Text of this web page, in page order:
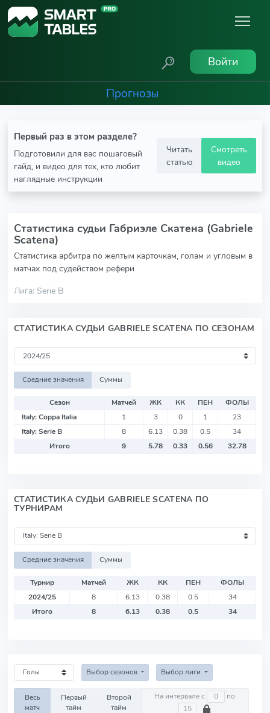
Войти
Прогнозы
Первый раз в этом разделе?
Подготовили для вас пошаговый
гайд, и видео для тех, кто любит
наглядные инструкции
Читать
статью
Смотреть
видео
Статистика судьи Габриэле Скатена (Gabriele
Scatena)
Статистика арбитра по желтым карточкам, голам и угловым в
матчах под судейством рефери
Лига: Serie B
СТАТИСТИКА СУДЬИ GABRIELE SCATENA ПО СЕЗОНАМ
Средние значения Суммы
Сезон Матчей ЖК КК ПЕН
ФОЛЫ
Italy: Coppa Italia
1 3 0 1
23
Italy: Serie B
8 6.13 0.38 0.5
34
Итого
9 5.78 0.33 0.56 32.78
СТАТИСТИКА СУДЬИ GABRIELE SCATENA ПО
ТУРНИРАМ
Средние значения Суммы
Турнир Матчей ЖК КК ПЕН
ФОЛЫ
2024/25
8 6.13 0.38 0.5
34
Итого
8 6.13 0.38 0.5 34
Выбор сезонов Выбор лиги
Весь
матч
Первый
тайм
Второй
тайм
На интервале с по